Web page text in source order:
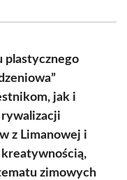
plastycznego
jak i
z Limanowej i
zimowych